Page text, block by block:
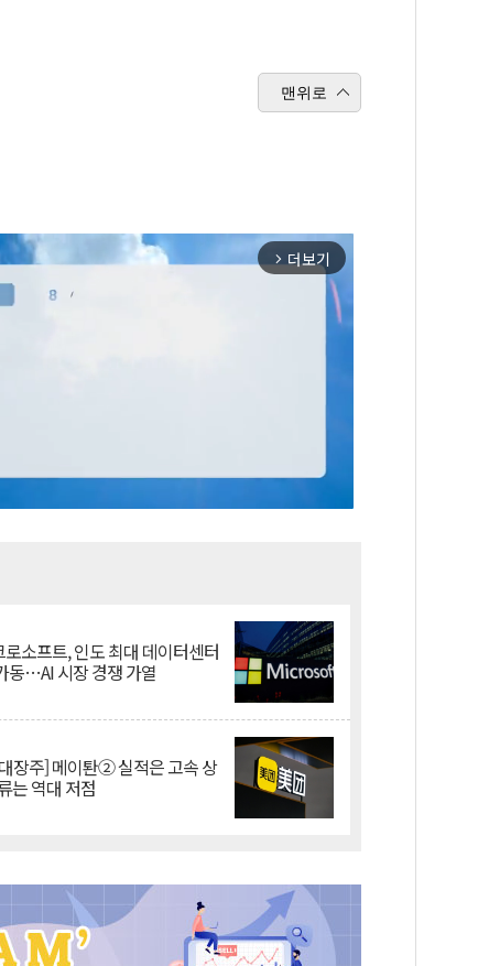
맨위로
arrow_forward_ios 더보기
로소프트, 인도 최대 데이터센터
동…AI 시장 경쟁 가열
장주] 메이퇀② 실적은 고속 상
는 역대 저점